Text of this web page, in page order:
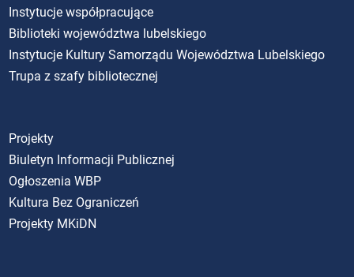
Instytucje współpracujące
Biblioteki województwa lubelskiego
Instytucje Kultury Samorządu Województwa Lubelskiego
Trupa z szafy bibliotecznej
Projekty
Biuletyn Informacji Publicznej
Ogłoszenia WBP
Kultura Bez Ograniczeń
Projekty MKiDN